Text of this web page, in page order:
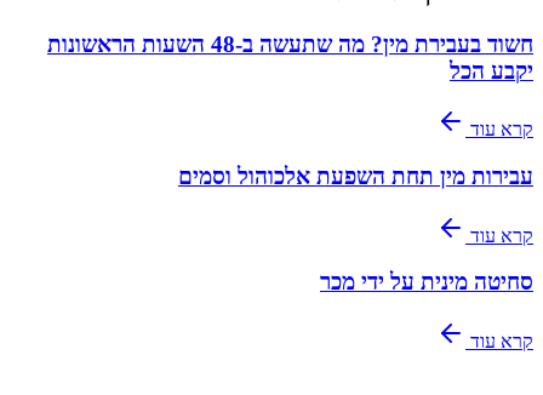
חשוד בעבירת מין? מה שתעשה ב-48 השעות הראשונות
יקבע הכל
קרא עוד
עבירות מין תחת השפעת אלכוהול וסמים
קרא עוד
סחיטה מינית על ידי מכר
קרא עוד